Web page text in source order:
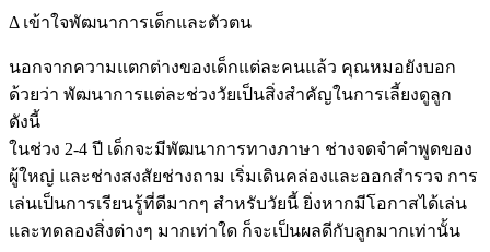
Δ เข้าใจพัฒนาการเด็กและตัวตน
นอกจากความแตกต่างของเด็กแต่ละคนแล้ว คุณหมอยังบอก
ด้วยว่า พัฒนาการแต่ละช่วงวัยเป็นสิ่งสำคัญในการเลี้ยงดูลูก
ดังนี้
ในช่วง 2-4 ปี เด็กจะมีพัฒนาการทางภาษา ช่างจดจำคำพูดของ
ผู้ใหญ่ และช่างสงสัยช่างถาม เริ่มเดินคล่องและออกสำรวจ การ
เล่นเป็นการเรียนรู้ที่ดีมากๆ สำหรับวัยนี้ ยิ่งหากมีโอกาสได้เล่น
และทดลองสิ่งต่างๆ มากเท่าใด ก็จะเป็นผลดีกับลูกมากเท่านั้น